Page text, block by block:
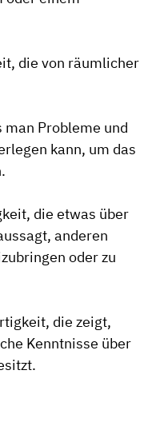
die von räumlicher
man Probleme und
kann, um das
die etwas über
anderen
oder zu
die zeigt,
Kenntnisse über